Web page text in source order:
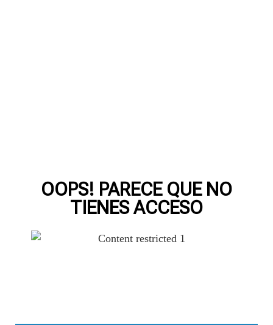
OOPS! PARECE QUE NO
TIENES ACCESO